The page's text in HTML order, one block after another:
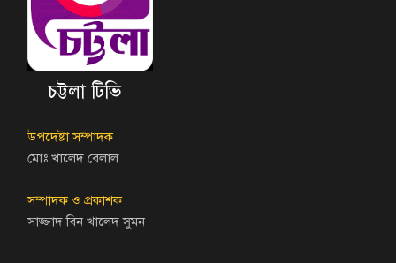
চট্টলা টিভি
উপদেষ্টা সম্পাদক
মোঃ খালেদ বেলাল
সম্পাদক ও প্রকাশক
সাজ্জাদ বিন খালেদ সুমন